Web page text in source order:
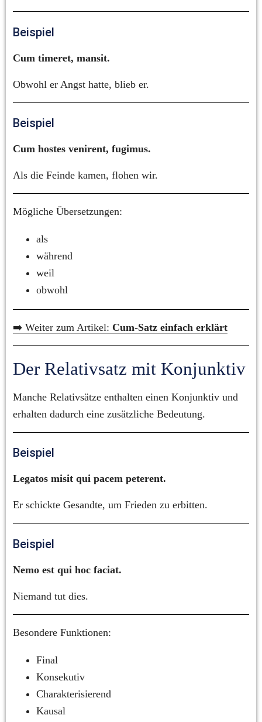
Beispiel
Cum timeret, mansit.
Obwohl er Angst hatte, blieb er.
Beispiel
Cum hostes venirent, fugimus.
Als die Feinde kamen, flohen wir.
Mögliche Übersetzungen:
als
während
weil
obwohl
➡️ Weiter zum Artikel: Cum-Satz einfach erklärt
Der Relativsatz mit Konjunktiv
Manche Relativsätze enthalten einen Konjunktiv und
erhalten dadurch eine zusätzliche Bedeutung.
Beispiel
Legatos misit qui pacem peterent.
Er schickte Gesandte, um Frieden zu erbitten.
Beispiel
Nemo est qui hoc faciat.
Niemand tut dies.
Besondere Funktionen:
Final
Konsekutiv
Charakterisierend
Kausal